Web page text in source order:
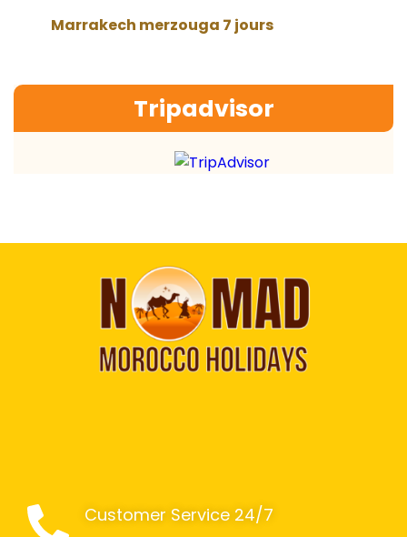
Marrakech merzouga 7 jours
Tripadvisor
Customer Service 24/7